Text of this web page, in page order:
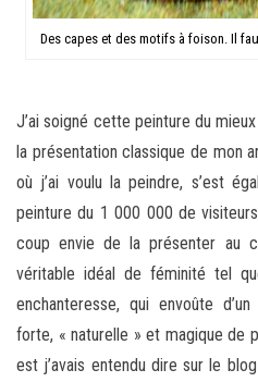
Des capes et des motifs à foison. Il
J’ai soigné cette peinture du
la présentation classique de mon
où j’ai voulu la peindre, s’est
peinture du 1 000 000 de
coup envie de la présenter au
véritable idéal de féminité tel
enchanteresse, qui envoûte
forte, « naturelle » et magique de
est j’avais entendu dire sur le blog